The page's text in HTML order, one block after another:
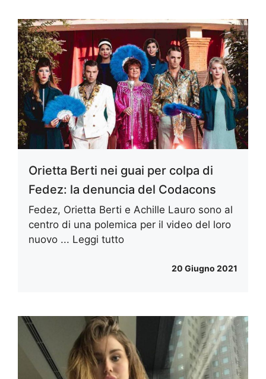
Orietta Berti nei guai per colpa di
Fedez: la denuncia del Codacons
Fedez, Orietta Berti e Achille Lauro sono al
centro di una polemica per il video del loro
nuovo ... Leggi tutto
20 Giugno 2021